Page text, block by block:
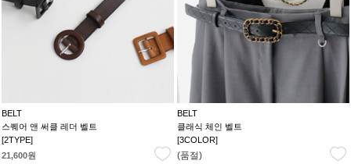
BELT
스퀘어 앤 써클 레더 벨트
[2TYPE]
21,600원
BELT
클래식 체인 벨트
[3COLOR]
(품절)